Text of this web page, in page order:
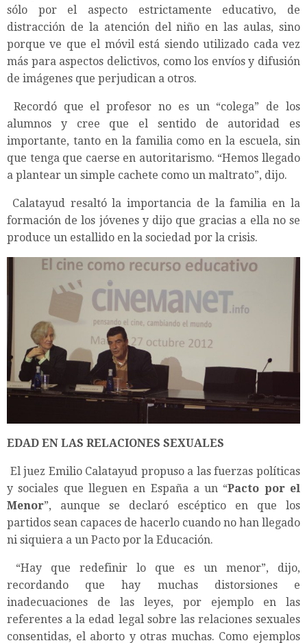
sólo por el aspecto estrictamente educativo, de
distracción de la atención del niño en las aulas, sino
porque ve que el móvil está siendo utilizado cada vez
más para aspectos delictivos, como los envíos y difusión
de imágenes que perjudican a otros.
Recordó que el profesor no es un “colega” de los
alumnos y cree que el sentido de autoridad es
importante, tanto en la familia como en la escuela, sin
que tenga que caerse en autoritarismo. “Hemos llegado
a plantear un simple cachete como un maltrato”, dijo.
Calatayud resaltó la importancia de la familia en la
formación de los jóvenes y dijo que gracias a ella no se
produce un estallido en la sociedad por la crisis.
EDAD EN LAS RELACIONES SEXUALES
El juez Emilio Calatayud propuso a las fuerzas políticas
y sociales que lleguen en España a un “Pacto por el
Menor”, aunque se declaró escéptico en que los
partidos sean capaces de hacerlo cuando no han llegado
ni siquiera a un Pacto por la Educación.
“Hay que redefinir lo que es un menor”, dijo,
recordando que hay muchas distorsiones e
inadecuaciones de las leyes, por ejemplo en las
referentes a la edad legal sobre las relaciones sexuales
consentidas, el aborto y otras muchas. Como ejemplos